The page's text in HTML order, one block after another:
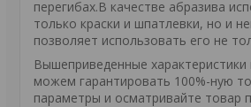
перегибах.В качестве абразива
только краски и шпатлевки, но и
позволяет использовать его не
Вышеприведенные
можем гарантировать 100%-ную
параметры и осматривайте товар